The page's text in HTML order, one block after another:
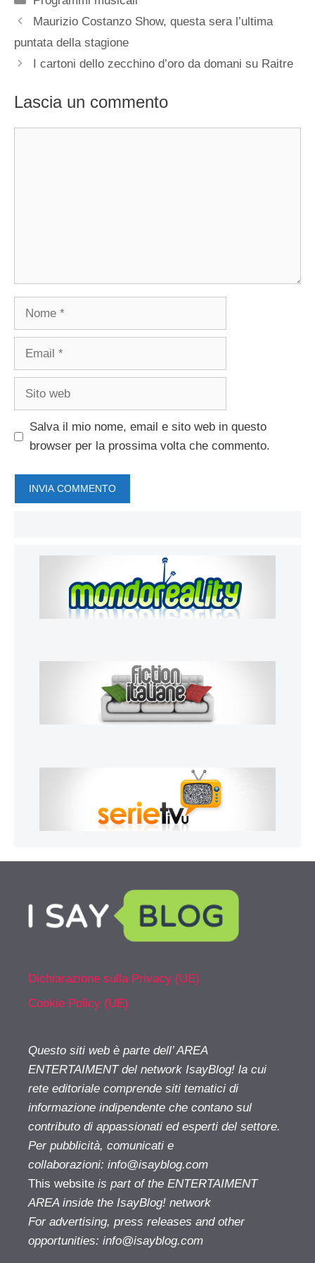
Maurizio Costanzo Show, questa sera l’ultima
puntata della stagione
I cartoni dello zecchino d’oro da domani su Raitre
Lascia un commento
Nome
Email
Sito
Salva il mio nome, email e sito web in questo
browser per la prossima volta che commento.
Dichiarazione sulla Privacy (UE)
Cookie Policy (UE)
Questo siti web è parte dell’ AREA
ENTERTAIMENT del network IsayBlog! la cui
rete editoriale comprende siti tematici di
informazione indipendente che contano sul
contributo di appassionati ed esperti del settore.
Per pubblicità, comunicati e
collaborazioni: info@isayblog.com
This website is part of the ENTERTAIMENT
AREA inside the IsayBlog! network
For advertising, press releases and other
opportunities: info@isayblog.com